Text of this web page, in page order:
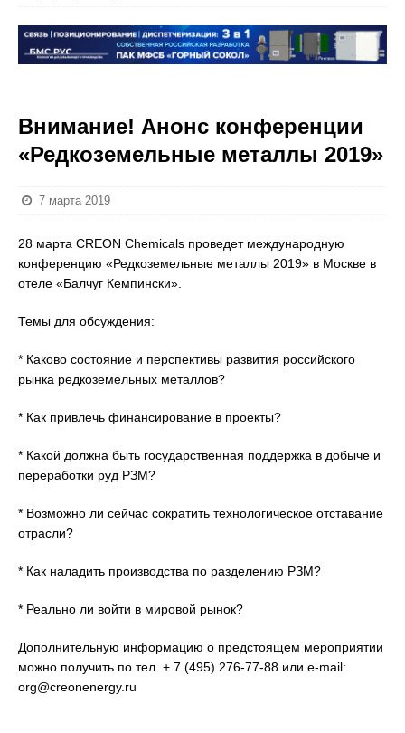
Внимание! Анонс конференции
«Редкоземельные металлы 2019»
7 марта 2019
28 марта CREON Chemicals проведет международную
конференцию «Редкоземельные металлы 2019» в Москве в
отеле «Балчуг Кемпински».
Темы для обсуждения:
* Каково состояние и перспективы развития российского
рынка редкоземельных металлов?
* Как привлечь финансирование в проекты?
* Какой должна быть государственная поддержка в добыче и
переработки руд РЗМ?
* Возможно ли сейчас сократить технологическое отставание
отрасли?
* Как наладить производства по разделению РЗМ?
* Реально ли войти в мировой рынок?
Дополнительную информацию о предстоящем мероприятии
можно получить по тел. + 7 (495) 276-77-88 или e-mail:
org@creonenergy.ru